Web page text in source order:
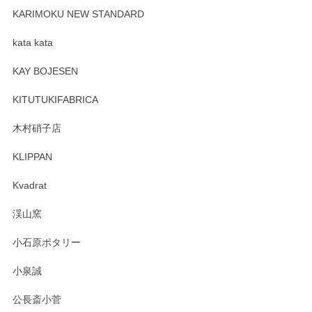
KARIMOKU NEW STANDARD
kata kata
KAY BOJESEN
KITUTUKIFABRICA
木村硝子店
KLIPPAN
Kvadrat
渓山窯
小石原ポタリー
小泉誠
公長斎小菅